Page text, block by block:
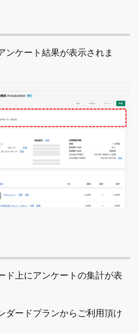
ンケート結果が表示されま
ド上にアンケートの集計が表
ードプランからご利用頂け